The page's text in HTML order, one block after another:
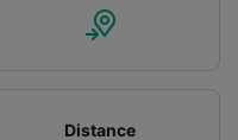
Distance